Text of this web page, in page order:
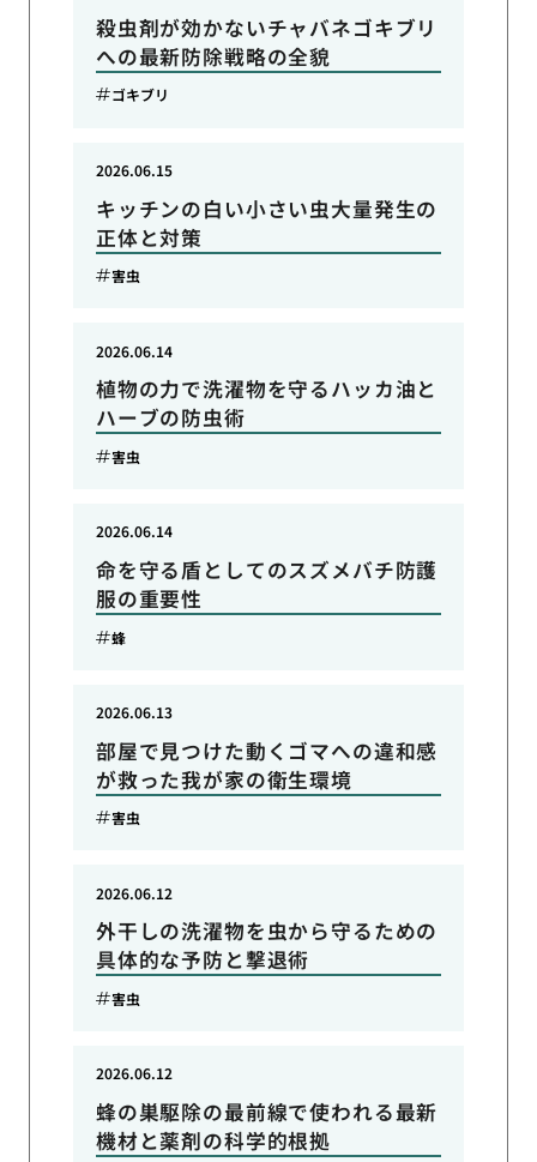
殺虫剤が効かないチャバネゴキブリ
への最新防除戦略の全貌
ゴキブリ
キッチンの白い小さい虫大量発生の
正体と対策
2026.06.15
害虫
植物の力で洗濯物を守るハッカ油と
ハーブの防虫術
2026.06.14
害虫
命を守る盾としてのスズメバチ防護
服の重要性
2026.06.14
蜂
部屋で見つけた動くゴマへの違和感
が救った我が家の衛生環境
2026.06.13
害虫
外干しの洗濯物を虫から守るための
具体的な予防と撃退術
2026.06.12
害虫
蜂の巣駆除の最前線で使われる最新
機材と薬剤の科学的根拠
2026.06.12